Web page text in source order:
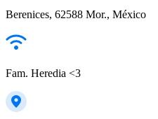
Berenices, 62588 Mor., México
Fam. Heredia <3